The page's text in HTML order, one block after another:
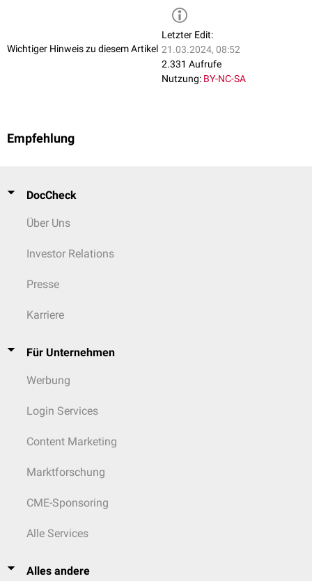
Wichtiger Hinweis zu diesem Artikel
Letzter Edit:
21.03.2024, 08:52
2.331 Aufrufe
Nutzung: BY-NC-SA
Empfehlung
DocCheck
Über Uns
Investor Relations
Presse
Karriere
Für Unternehmen
Werbung
Login Services
Content Marketing
Marktforschung
CME-Sponsoring
Alle Services
Alles andere